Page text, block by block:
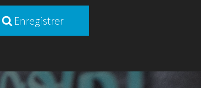
Enregistrer